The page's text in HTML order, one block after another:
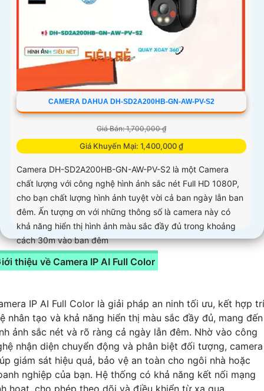
CAMERA DAHUA DH-SD2A200HB-GN-AW-PV-S2
Giá Bán: 1,700,000 ₫
Giá Khuyến Mại: 1,400,000 ₫
Camera DH-SD2A200HB-GN-AW-PV-S2 là một Camera
chất lượng với công nghệ hình ảnh sắc nét Full HD 1080P,
cho bạn chất lượng hình ảnh tuyệt vời cả ban ngày lẫn ban
đêm. Ấn tượng ơn với những thông số là camera này có
khả năng hiển thị hình ảnh màu sắc đầy đủ trong khoảng
cách 30m vào ban đêm
thiệu về Camera IP AI Full Color
IP AI Full Color là giải pháp an ninh tối ưu, kết hợp trí
nhân tạo và khả năng hiển thị màu sắc đầy đủ, mang đến
ảnh sắc nét và rõ ràng cả ngày lẫn đêm. Nhờ vào công
nhận diện chuyển động và phân biệt đối tượng, camera
giám sát hiệu quả, bảo vệ an toàn cho ngôi nhà hoặc
nghiệp của bạn. Hệ thống có khả năng kết nối mạng
hoạt, cho phép theo dõi và điều khiển từ xa qua